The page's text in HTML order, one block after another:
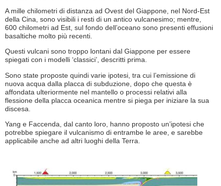
A mille chilometri di distanza ad Ovest del Giappone, nel Nord-Est
della Cina, sono visibili i resti di un antico vulcanesimo; mentre,
600 chilometri ad Est, sul fondo dell’oceano sono presenti effusioni
basaltiche molto più recenti.
Questi vulcani sono troppo lontani dal Giappone per essere
spiegati con i modelli ‘classici’, descritti prima.
Sono state proposte quindi varie ipotesi, tra cui l’emissione di
nuova acqua dalla placca di subduzione, dopo che questa è
affondata ulteriormente nel mantello o processi relativi alla
flessione della placca oceanica mentre si piega per iniziare la sua
discesa.
Yang e Faccenda, dal canto loro, hanno proposto un’ipotesi che
potrebbe spiegare il vulcanismo di entrambe le aree, e sarebbe
applicabile anche ad altri luoghi della Terra.